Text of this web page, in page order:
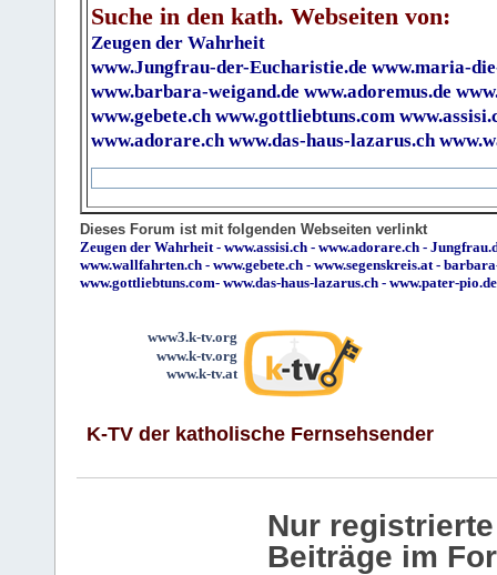
Suche in den kath. Webseiten von:
Zeugen der Wahrheit
www.Jungfrau-der-Eucharistie.de www.maria-
www.barbara-weigand.de www.adoremus.de
www.gebete.ch www.gottliebtuns.com
www.adorare.ch www.das-haus-lazarus.ch
Dieses Forum ist mit folgenden Webseiten verlinkt
Zeugen der Wahrheit - www.assisi.ch - www.adorare.ch -
www.wallfahrten.ch - www.gebete.ch - www.segenskreis.at -
www.gottliebtuns.com- www.das-haus-lazarus.ch - www.pater-pio.de
www3.k-tv.org
www.k-tv.org
www.k-tv.at
K-TV der katholische Fernsehsender
Nur
Beiträge im